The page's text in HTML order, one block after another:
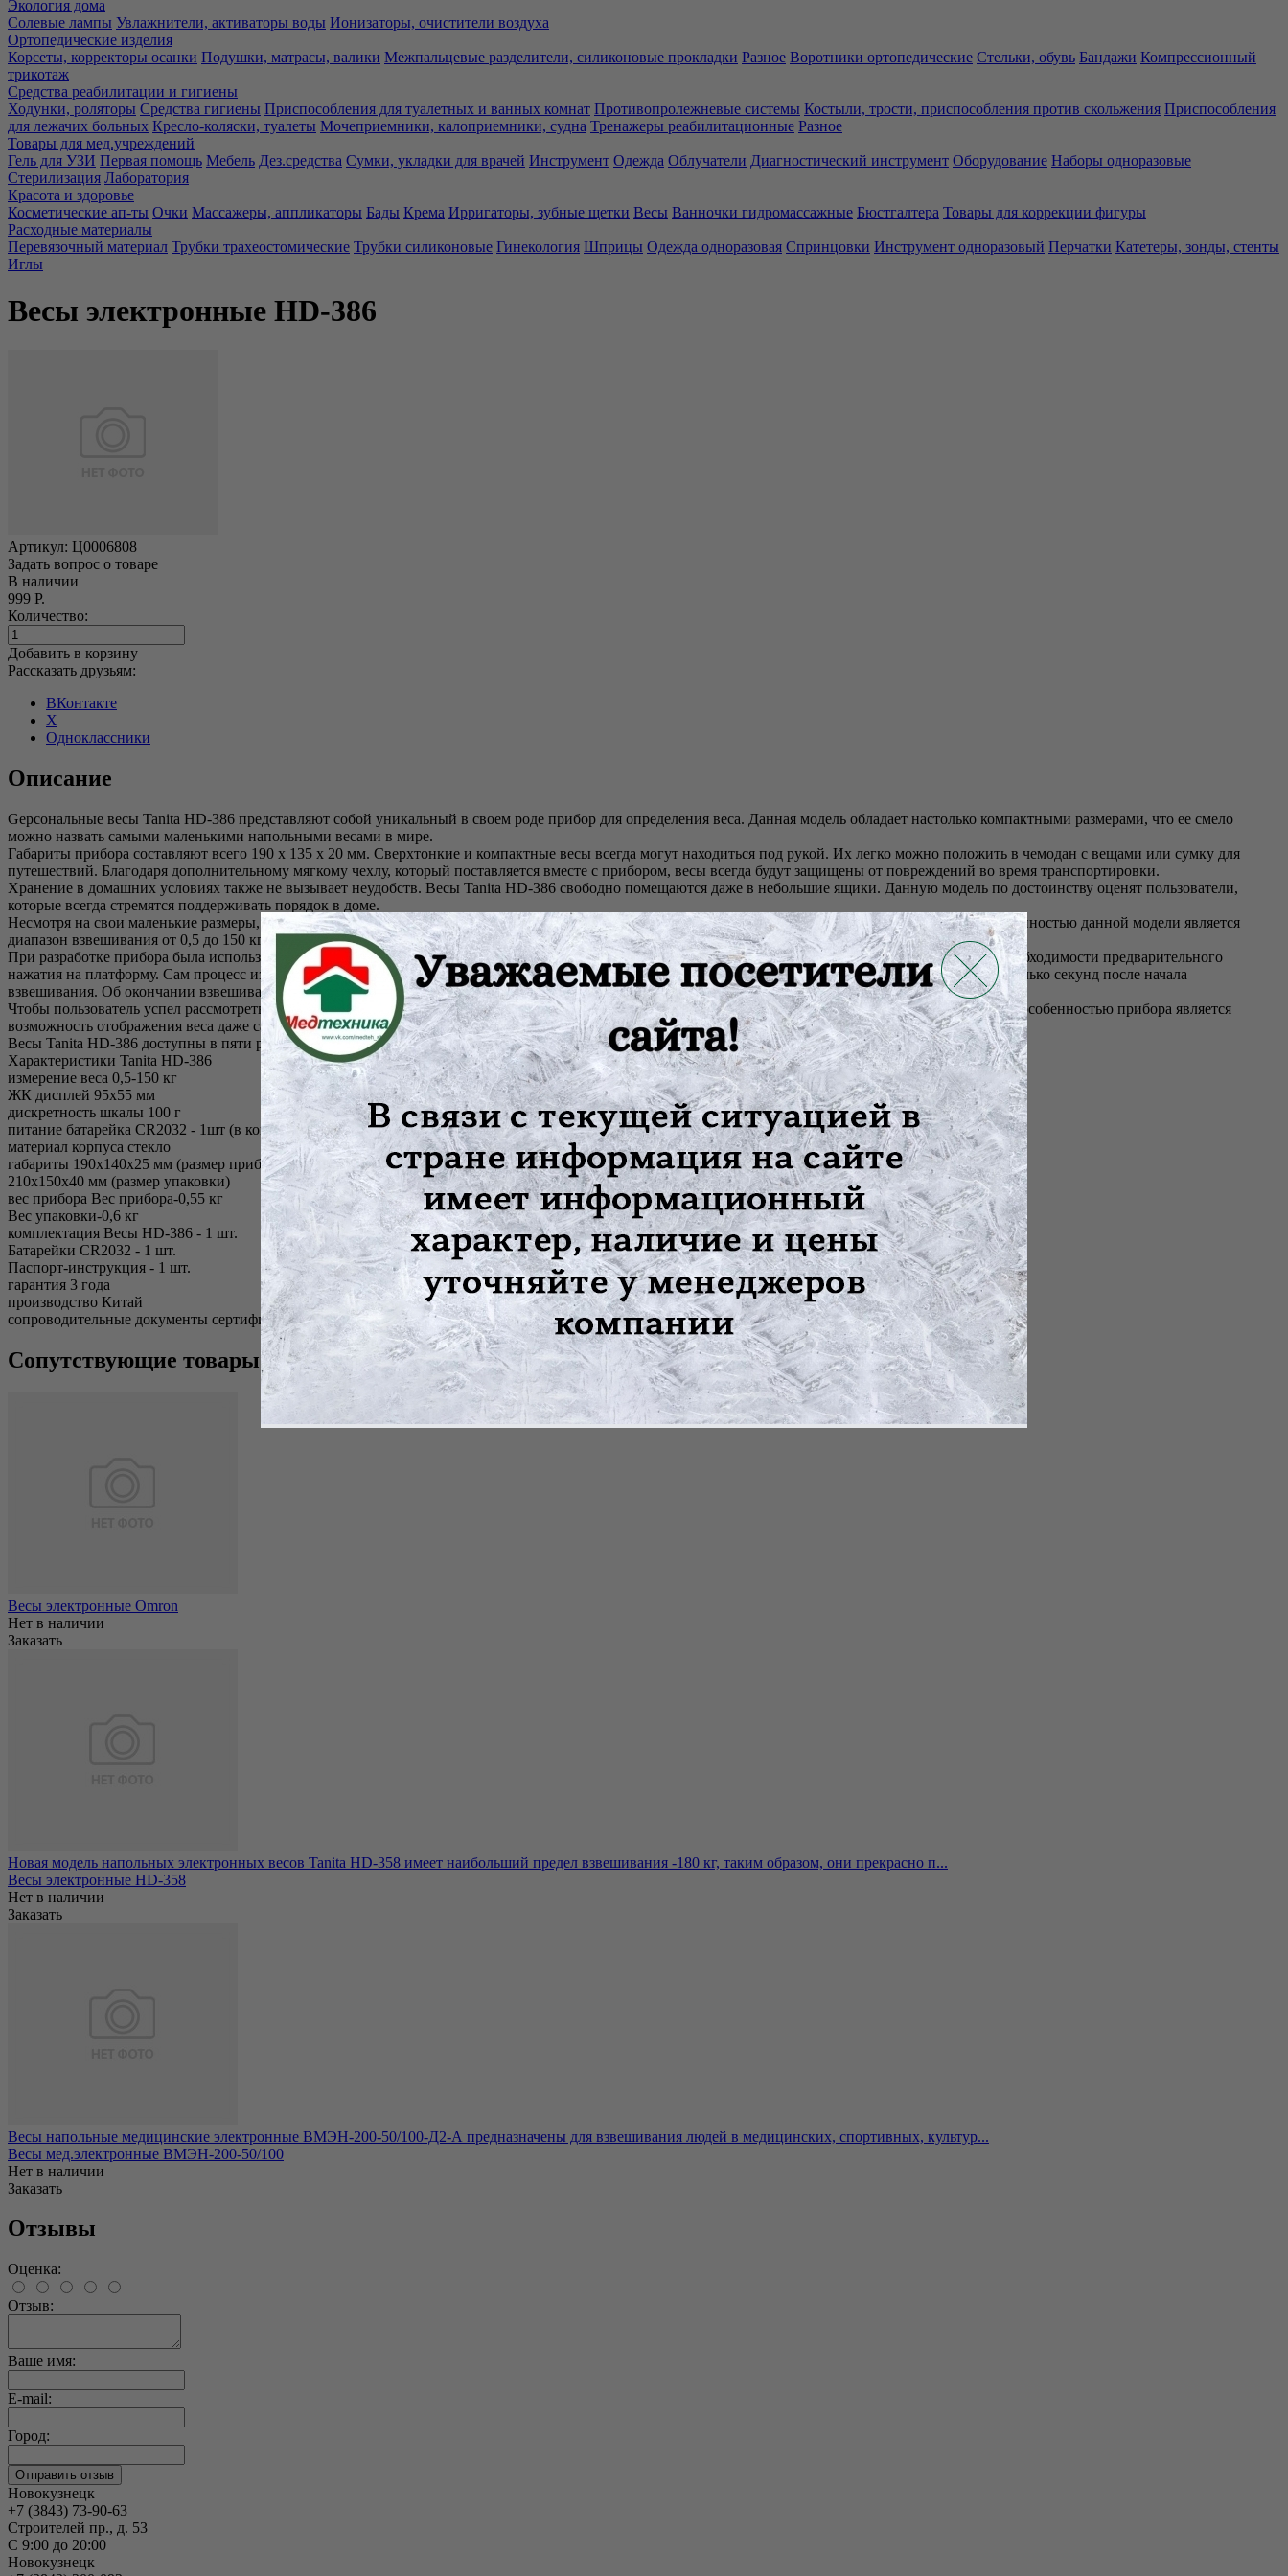
Экология дома
Солевые лампы Увлажнители, активаторы воды Ионизаторы, очистители воздуха
Ортопедические изделия
Корсеты, корректоры осанки Подушки, матрасы, валики Межпальцевые разделители, силиконовые прокладки Разное Воротники ортопедические Стельки, обувь Бандажи Компрессионный
трикотаж
Средства реабилитации и гигиены
Ходунки, роляторы Средства гигиены Приспособления для туалетных и ванных комнат Противопролежневые системы Костыли, трости, приспособления против скольжения Приспособления
для лежачих больных Кресло-коляски, туалеты Мочеприемники, калоприемники, судна Тренажеры реабилитационные Разное
Товары для мед.учреждений
Гель для УЗИ Первая помощь Мебель Дез.средства Сумки, укладки для врачей Инструмент Одежда Облучатели Диагностический инструмент Оборудование Наборы одноразовые
Стерилизация Лаборатория
Красота и здоровье
Косметические ап-ты Очки Массажеры, аппликаторы Бады Крема Ирригаторы, зубные щетки Весы Ванночки гидромассажные Бюстгалтера Товары для коррекции фигуры
Расходные материалы
Перевязочный материал Трубки трахеостомические Трубки силиконовые Гинекология Шприцы Одежда одноразовая Спринцовки Инструмент одноразовый Перчатки Катетеры, зонды, стенты
Иглы
Весы электронные HD-386
Артикул: Ц0006808
Задать вопрос о товаре
В наличии
999 Р.
Количество:
Добавить в корзину
Рассказать друзьям:
ВКонтакте
X
Одноклассники
Описание
Gерсональные весы Tanita HD-386 представляют собой уникальный в своем роде прибор для определения веса. Данная модель обладает настолько компактными размерами, что ее смело
можно назвать самыми маленькими напольными весами в мире.
Габариты прибора составляют всего 190 х 135 х 20 мм. Сверхтонкие и компактные весы всегда могут находиться под рукой. Их легко можно положить в чемодан с вещами или сумку для
путешествий. Благодаря дополнительному мягкому чехлу, который поставляется вместе с прибором, весы всегда будут защищены от повреждений во время транспортировки.
Хранение в домашних условиях также не вызывает неудобств. Весы Tanita HD-386 свободно помещаются даже в небольшие ящики. Данную модель по достоинству оценят пользователи,
которые всегда стремятся поддерживать порядок в доме.
Несмотря на свои маленькие размеры, весы Tanita HD-386 прекрасно справляются со своей основной функцией - взвешиванием детей и взрослых. Особенностью данной модели является
диапазон взвешивания от 0,5 до 150 кг. Дискретность составляет 100 г.
При разработке прибора была использована технология Auto On (Быстрый старт), которая включает устройство автоматически при взвешивании, без необходимости предварительного
нажатия на платформу. Сам процесс измерения веса происходит довольно быстро. Результат фиксируется на экстра крупном ЖК дисплее уже через несколько секунд после начала
взвешивания. Об окончании взвешивания оповещает звуковой сигнал.
Чтобы пользователь успел рассмотреть, запомнить и даже записать результат, показания остаются на экране в течение 20 секунд. Важной отличительной особенностью прибора является
возможность отображения веса даже самых легких предметов до 0,5 кг, но при этом показания не фиксируются.
Весы Tanita HD-386 доступны в пяти разных цветовых решениях: черном, жемчужно-белом, красном, зеленом и оранжевом цвете.
Характеристики Tanita HD-386
измерение веса 0,5-150 кг
ЖК дисплей 95x55 мм
дискретность шкалы 100 г
питание батарейка CR2032 - 1шт (в комплекте)
материал корпуса стекло
габариты 190х140х25 мм (размер прибора)
210x150x40 мм (размер упаковки)
веc прибора Вес прибора-0,55 кг
Вес упаковки-0,6 кг
комплектация Весы HD-386 - 1 шт.
Батарейки CR2032 - 1 шт.
Паспорт-инструкция - 1 шт.
гарантия 3 года
производство Китай
сопроводительные документы сертификат соответствия
Сопутствующие товары
Весы электронные Omron
Нет в наличии
Заказать
Новая модель напольных электронных весов Tanita HD-358 имеет наибольший предел взвешивания -180 кг, таким образом, они прекрасно п...
Весы электронные HD-358
Нет в наличии
Заказать
Весы напольные медицинские электронные ВМЭН-200-50/100-Д2-А предназначены для взвешивания людей в медицинских, спортивных, культур...
Весы мед.электронные ВМЭН-200-50/100
Нет в наличии
Заказать
Отзывы
Оценка:
Отзыв:
Ваше имя:
E-mail:
Город:
Новокузнецк
+7 (3843) 73-90-63
Строителей пр., д. 53
С 9:00 до 20:00
Новокузнецк